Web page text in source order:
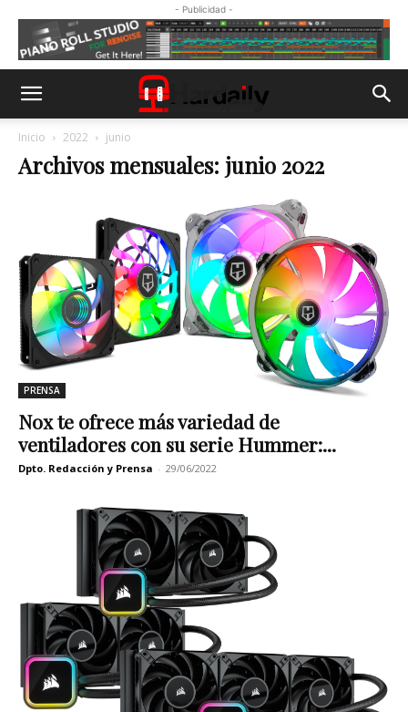
- Publicidad -
Inicio 2022 junio
Archivos mensuales: junio 2022
PRENSA
Nox te ofrece más variedad de
ventiladores con su serie Hummer:...
Dpto. Redacción y Prensa - 29/06/2022